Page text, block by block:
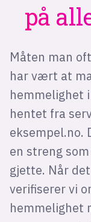
på
Måten man
har vært at
hemmelighet
hentet fra
eksempel.no.
en streng
gjette. Når
verifiserer vi
hemmelighet